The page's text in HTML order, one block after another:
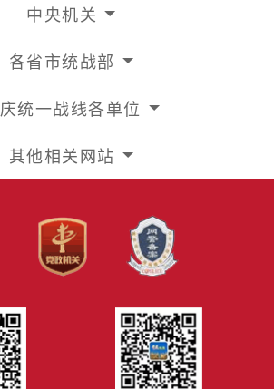
中央机关
各省市统战部
统一战线各单位
其他相关网站